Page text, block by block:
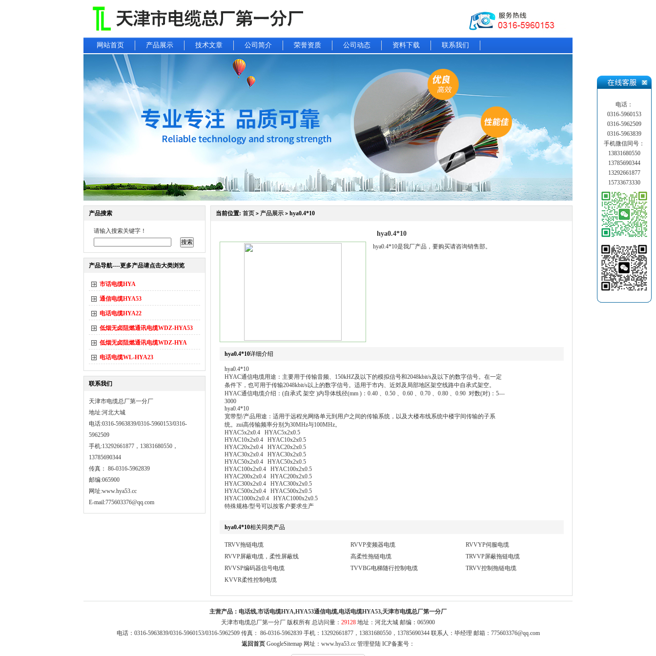
网站首页 产品展示 技术文章 公司简介 荣誉资质 公司动态 资料下载 联系我们
产品搜索
请输入搜索关键字！
产品导航----更多产品请点击大类浏览
市话电缆HYA
通信电缆HYA53
电话电缆HYA22
低烟无卤阻燃通讯电缆WDZ-HYA53
低烟无卤阻燃通讯电缆WDZ-HYA
电话电缆WL-HYA23
联系我们
天津市电缆总厂第一分厂
地址:河北大城
电话:0316-5963839/0316-5960153/0316-
5962509
手机:13292661877，13831680550，
13785690344
传真： 86-0316-5962839
邮编:065900
网址:www.hya53.cc
E-mail:775603376@qq.com
当前位置: 首页 > 产品展示 > hya0.4*10
hya0.4*10
hya0.4*10是我厂产品，要购买请咨询销售部。
hya0.4*10详细介绍
hya0.4*10
HYAC通信电缆用途：主要用于传输音频、150kHZ及以下的模拟信号和2048kbit/s及以下的数字信号。在一定
条件下，也可用于传输2048kbit/s以上的数字信号。适用于市内、近郊及局部地区架空线路中自承式架空。
HYAC通信电缆介绍：(自承式 架空 )内导体线径(mm )：0.40 、0.50 、0.60 、0.70 、0.80 、0.90 对数(对)：5—
3000
hya0.4*10
宽带型/产品用途：适用于远程光网络单元到用户之间的传输系统，以及大楼布线系统中楼宇间传输的子系
统。zui高传输频率分别为30MHz与100MHz。
HYAC5x2x0.4 HYAC5x2x0.5
HYAC10x2x0.4 HYAC10x2x0.5
HYAC20x2x0.4 HYAC20x2x0.5
HYAC30x2x0.4 HYAC30x2x0.5
HYAC50x2x0.4 HYAC50x2x0.5
HYAC100x2x0.4 HYAC100x2x0.5
HYAC200x2x0.4 HYAC200x2x0.5
HYAC300x2x0.4 HYAC300x2x0.5
HYAC500x2x0.4 HYAC500x2x0.5
HYAC1000x2x0.4 HYAC1000x2x0.5
特殊规格/型号可以按客户要求生产
hya0.4*10相关同类产品
TRVV拖链电缆 RVVP变频器电缆
RVVYP伺服电缆
RVVP屏蔽电缆，柔性屏蔽线
高柔性拖链电缆
TRVVP屏蔽拖链电缆
RVVSP编码器信号电缆
TVVBG电梯随行控制电缆
TRVV控制拖链电缆
KVVR柔性控制电缆
主营产品： 电话线,市话电缆HYA,HYA53通信电缆,电话电缆HYA53,天津市电缆总厂第一分厂
天津市电缆总厂第一分厂 版权所有 总访问量： 29128 地址：河北大城 邮编：065900
电话：0316-5963839/0316-5960153/0316-5962509 传真： 86-0316-5962839 手机：13292661877，13831680550，13785690344 联系人：毕经理 邮箱： 775603376@qq.com
返回首页 GoogleSitemap网址： www.hya53.cc 管理登陆ICP备案号：
电话：
0316-5960153
0316-5962509
0316-5963839
手机微信同号：
13831680550
13785690344
13292661877
15733673330